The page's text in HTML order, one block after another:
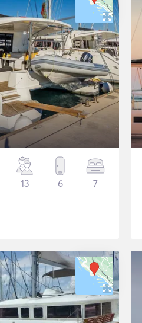
13 6 7